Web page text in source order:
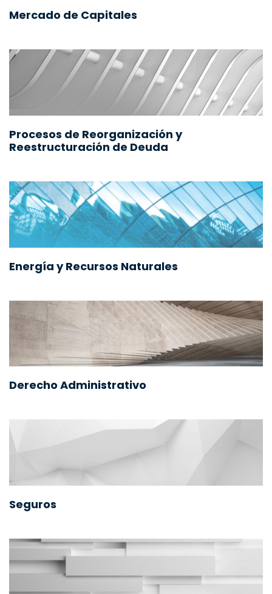
Mercado de Capitales
Procesos de Reorganización y
Reestructuración de Deuda
Energía y Recursos Naturales
Derecho Administrativo
Seguros